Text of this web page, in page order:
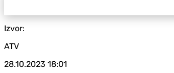
Izvor:
ATV
28.10.2023 18:01